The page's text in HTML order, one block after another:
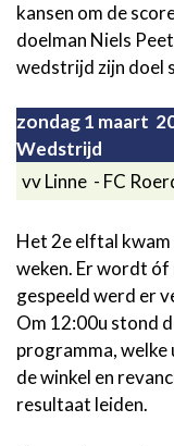
kansen om de
doelman Niels
wedstrijd zijn doel
zondag 1 maart
Wedstrijd
vv Linne - FC
Het 2e elftal
weken. Er wordt
gespeeld werd er
Om 12:00u stond
programma,
de winkel en
resultaat leiden.